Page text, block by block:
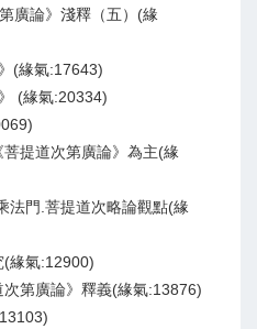
廣論》淺釋（五）(緣
(緣氣:17643)
(緣氣:20334)
提道次第廣論》為主(緣
法門.菩提道次略論觀點(緣
緣氣:12900)
第廣論》釋義(緣氣:13876)